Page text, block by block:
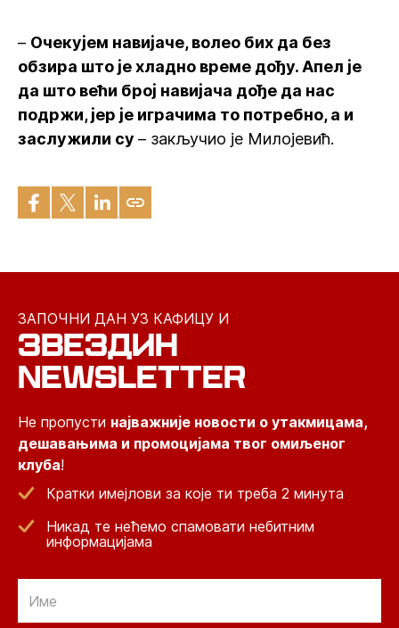
– Очекујем навијаче, волео бих да без
обзира што је хладно време дођу. Апел је
да што већи број навијача дође да нас
подржи, јер је играчима то потребно, а и
заслужили су – закључио је Милојевић.
ЗАПОЧНИ ДАН УЗ КАФИЦУ И
ЗВЕЗДИН
NEWSLETTER
Не пропусти најважније новости о утакмицама,
дешавањима и промоцијама твог омиљеног
клуба!
Кратки имејлови за које ти треба 2 минута
Никад те нећемо спамовати небитним
информацијама